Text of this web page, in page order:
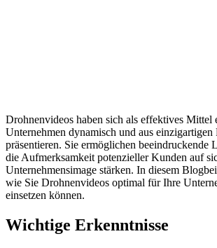
Drohnenvideos haben sich als effektives Mittel
Unternehmen dynamisch und aus einzigartigen
präsentieren. Sie ermöglichen beeindruckende
die Aufmerksamkeit potenzieller Kunden auf
Unternehmensimage stärken. In diesem
wie Sie Drohnenvideos optimal für Ihre
einsetzen können.
Wichtige Erkenntnisse